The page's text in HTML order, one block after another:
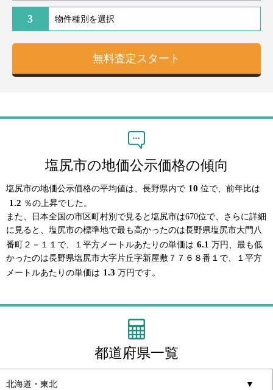
3
塩尻市の地価公示価格の傾向
塩尻市の地価公示価格の平均値は、長野県内で 10 位で、前年比は
1.2 ％の上昇でした。
また、日本全国の市区町村別で見ると塩尻市は670位で、さらに詳細
に見ると、塩尻市の標準地で最も高かったのは長野県塩尻市大門八
番町２－１１で、１平方メートルあたりの単価は 6.1 万円、最も低
かったのは長野県塩尻市大字片丘字新屋敷７７６８番１で、１平方
メートルあたりの単価は 1.3 万円です。
都道府県一覧
北海道・東北 ▼